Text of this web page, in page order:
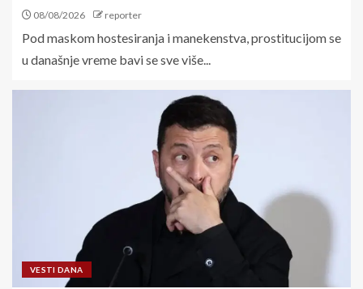
08/08/2026 reporter
Pod maskom hostesiranja i manekenstva, prostitucijom se
u današnje vreme bavi se sve više...
VESTI DANA